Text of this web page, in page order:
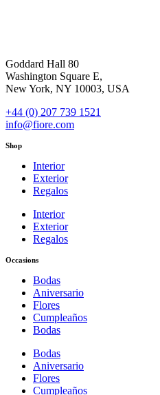
Goddard Hall 80
Washington Square E,
New York, NY 10003, USA
+44 (0) 207 739 1521
info@fiore.com
Shop
Interior
Exterior
Regalos
Interior
Exterior
Regalos
Occasions
Bodas
Aniversario
Flores
Cumpleaños
Bodas
Bodas
Aniversario
Flores
Cumpleaños